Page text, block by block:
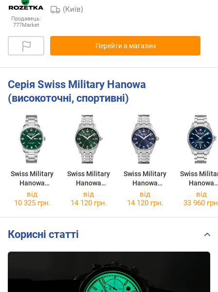
Продавець:
777Market
(Київ)
Перейти в магазин
Серія Swiss Military Hanowa
(високоточні, спортивні)
Swiss Military
Hanowa
Roadrunner
Maxed
3
Swiss Military
Hanowa
Thunderbolt
SMWGH000080
Swiss Military
Hanowa
Thunderbolt
SMWGH000080
Swiss
Hanowa
Majestic
Pioneer
2
від
10 325 грн.
від
14 120 грн.
від
14 120 грн.
від
33 960
Корисні статті